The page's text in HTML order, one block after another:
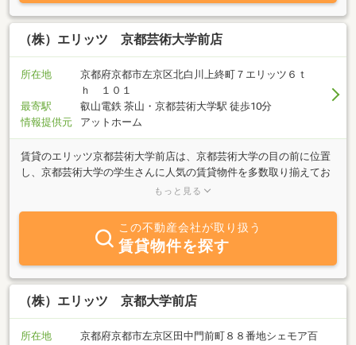
の方にも人気のあるエリアです。ミニミニ出町柳店スタッフ一同、
皆様からのお問い合わせ、ご来店を心よりお待ちしております。
（株）エリッツ 京都芸術大学前店
所在地
京都府京都市左京区北白川上終町７エリッツ６ｔ
ｈ １０１
最寄駅
叡山電鉄 茶山・京都芸術大学駅 徒歩10分
情報提供元
アットホーム
賃貸のエリッツ京都芸術大学前店は、京都芸術大学の目の前に位置
し、京都芸術大学の学生さんに人気の賃貸物件を多数取り揃えてお
ります。京都芸術大学だけでなく、京都大学の学生さんや京都芸術
白川エリアには北白川小学校など、人気の学区が沢山あります。京
都芸術大学のお客様以外にも、左京区のご家族向け賃貸物件もお任
もっと見る
この不動産会社が取り扱う
賃貸物件を探す
（株）エリッツ 京都大学前店
所在地
京都府京都市左京区田中門前町８８番地シェモア百